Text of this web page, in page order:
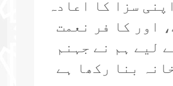
سزا کا اعادہ
اور کا فر نعمت
لیے ہم نے جہنم
بنا رکھا ہے